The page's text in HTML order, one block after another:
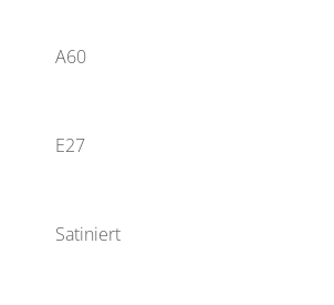
A60
E27
Satiniert